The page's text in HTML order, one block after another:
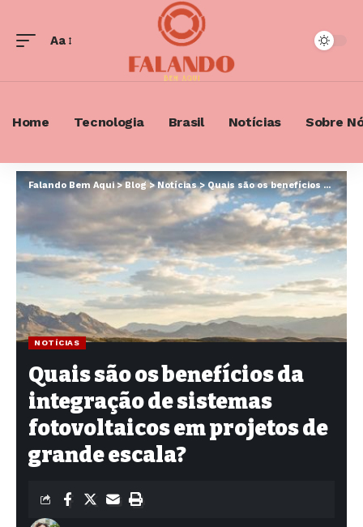
Font
Aa
Home Tecnologia Brasil Notícias Sobre
Falando Bem Aqui>Blog>Notícias>Quais são os benefícios da integração de sistemas fotovoltaicos em projetos de grande escala?
NOTÍCIAS
Quais são os benefícios da
integração de sistemas
fotovoltaicos em projetos de
grande escala?